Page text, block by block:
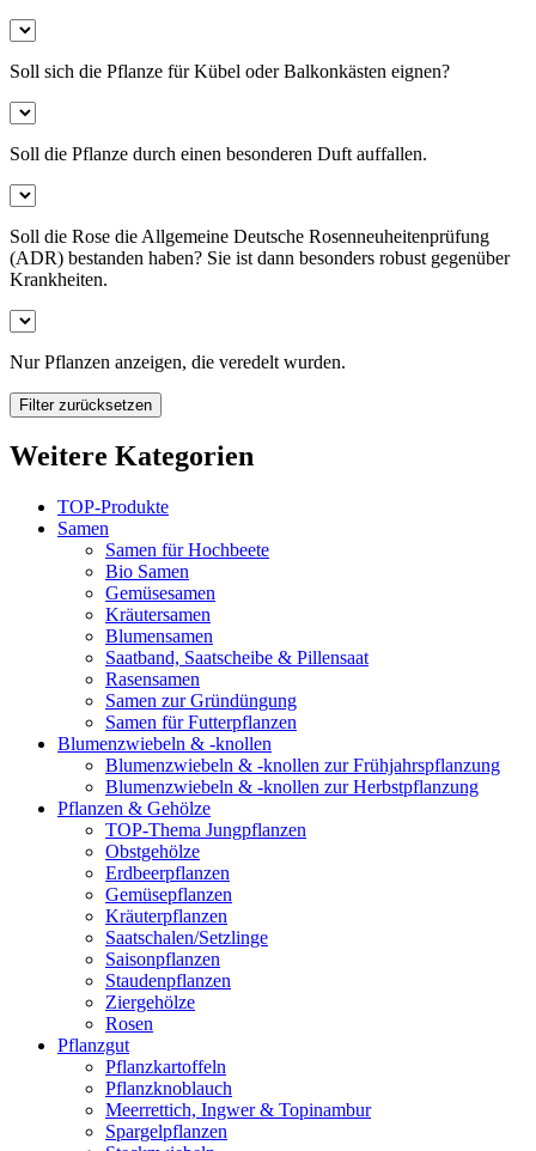
Soll sich die Pflanze für Kübel oder Balkonkästen eignen?
Soll die Pflanze durch einen besonderen Duft auffallen.
Soll die Rose die Allgemeine Deutsche Rosenneuheitenprüfung
(ADR) bestanden haben? Sie ist dann besonders robust gegenüber
Krankheiten.
Nur Pflanzen anzeigen, die veredelt wurden.
Filter zurücksetzen
Weitere Kategorien
TOP-Produkte
Samen
Samen für Hochbeete
Bio Samen
Gemüsesamen
Kräutersamen
Blumensamen
Saatband, Saatscheibe & Pillensaat
Rasensamen
Samen zur Gründüngung
Samen für Futterpflanzen
Blumenzwiebeln & -knollen
Blumenzwiebeln & -knollen zur Frühjahrspflanzung
Blumenzwiebeln & -knollen zur Herbstpflanzung
Pflanzen & Gehölze
TOP-Thema Jungpflanzen
Obstgehölze
Erdbeerpflanzen
Gemüsepflanzen
Kräuterpflanzen
Saatschalen/Setzlinge
Saisonpflanzen
Staudenpflanzen
Ziergehölze
Rosen
Pflanzgut
Pflanzkartoffeln
Pflanzknoblauch
Meerrettich, Ingwer & Topinambur
Spargelpflanzen